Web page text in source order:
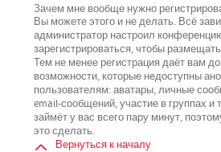
Зачем мне вообще нужно
Вы можете этого и не делать. Всё
администратор настроил
зарегистрироваться, чтобы
Тем не менее регистрация даёт вам
возможности, которые недоступны
пользователям: аватары, личные
email-сообщений, участие в группах и
займёт у вас всего пару минут,
это сделать.
Вернуться к началу